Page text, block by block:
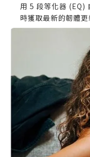
用 5 段等化器 (EQ)
時獲取最新的韌體